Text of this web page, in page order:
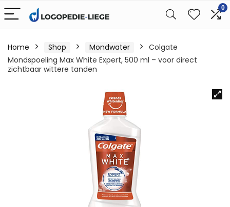
0
Home Shop Mondwater
Colgate
Mondspoeling Max White Expert, 500 ml – voor direct
zichtbaar wittere tanden